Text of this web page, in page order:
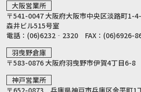
大阪営業所
〒541-0047 大阪府大阪市中央区淡路町1-
森井ビル515号室
電話：(06)6232‐2320 FAX：(06)6926-
羽曳野倉庫
〒583-0876 大阪府羽曳野市伊賀4丁目6-8
神戸営業所
〒652-0873 兵庫県神戸市兵庫区金平町1